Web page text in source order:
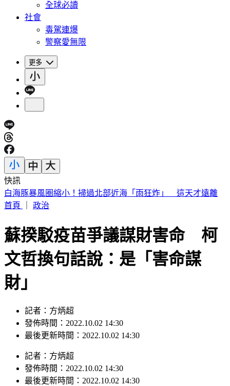
全球必讀
社會
毒駕連爆
警察愛無限
更多
快訊
快訊／白海豚太兇猛！廈門航空飛松山「無法降落」 原機折
返福州
蘇揆駁疫苗爭議謀財害命 柯
文哲換句話說：是「害命謀
財」
記者：方炳超
發佈時間：2022.10.02 14:30
記者：方炳超
發佈時間：2022.10.02 14:30